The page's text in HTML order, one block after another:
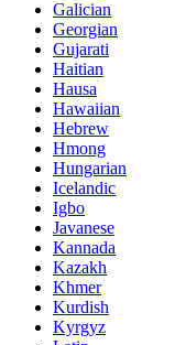
Galician
Georgian
Gujarati
Haitian
Hausa
Hawaiian
Hebrew
Hmong
Hungarian
Icelandic
Igbo
Javanese
Kannada
Kazakh
Khmer
Kurdish
Kyrgyz